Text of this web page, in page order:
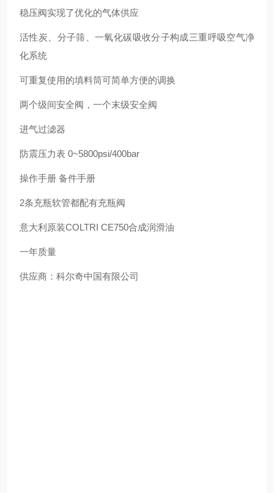
稳压阀实现了优化的气体供应
活性炭、分子筛、一氧化碳吸收分子构成三重呼吸空气净
化系统
可重复使用的填料筒可简单方便的调换
两个级间安全阀，一个末级安全阀
进气过滤器
防震压力表 0~5800psi/400bar
操作手册 备件手册
2条充瓶软管都配有充瓶阀
意大利原装COLTRI CE750合成润滑油
一年质量
供应商：科尔奇中国有限公司